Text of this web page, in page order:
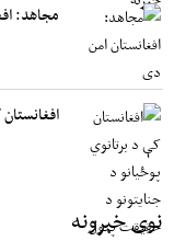
مجاهد:
نوی خبرونه